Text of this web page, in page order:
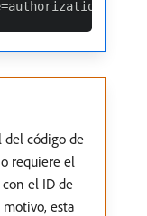
código de
requiere el
el ID de
esta